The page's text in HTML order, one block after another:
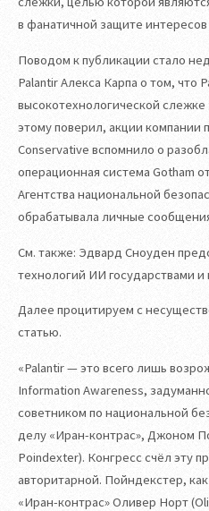
в фанатичной защите
Поводом к публикации стало
Palantir Алекса Карпа о том, что
высокотехнологической
этому поверил, акции компании
Conservative вспомнило о
операционная система Gotham
Агентства национальной
обрабатывала личные
См. также: Эдвард Сноуден
технологий ИИ государствами
Далее процитируем с
статью.
«Palantir — это всего лишь
Information Awareness,
советником по национальной
делу «Иран-контрас», Джоном
Poindexter). Конгресс счёл эту
авторитарной. Пойндекстер,
«Иран-контрас» Оливер Норт